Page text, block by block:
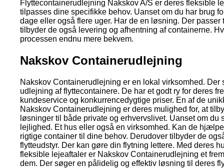
Flyttecontainerudlejning Nakskov A/S er deres fleksible
tilpasses dine specifikke behov. Uanset om du har brug
dage eller også flere uger. Har de en løsning. Der passer
tilbyder de også levering og afhentning af containerne.
processen endnu mere bekvem.
Nakskov Containerudlejning
Nakskov Containerudlejning er en lokal virksomhed. Der
udlejning af flyttecontainere. De har et godt ry for deres
kundeservice og konkurrencedygtige priser. En af de
Nakskov Containerudlejning er deres mulighed for, at
løsninger til både private og erhvervslivet. Uanset om du
lejlighed. Et hus eller også en virksomhed. Kan de
rigtige container til dine behov. Derudover tilbyder de
flytteudstyr. Der kan gøre din flytning lettere. Med deres
fleksible lejeaftaler er Nakskov Containerudlejning et
dem. Der søger en pålidelig og effektiv løsning til deres